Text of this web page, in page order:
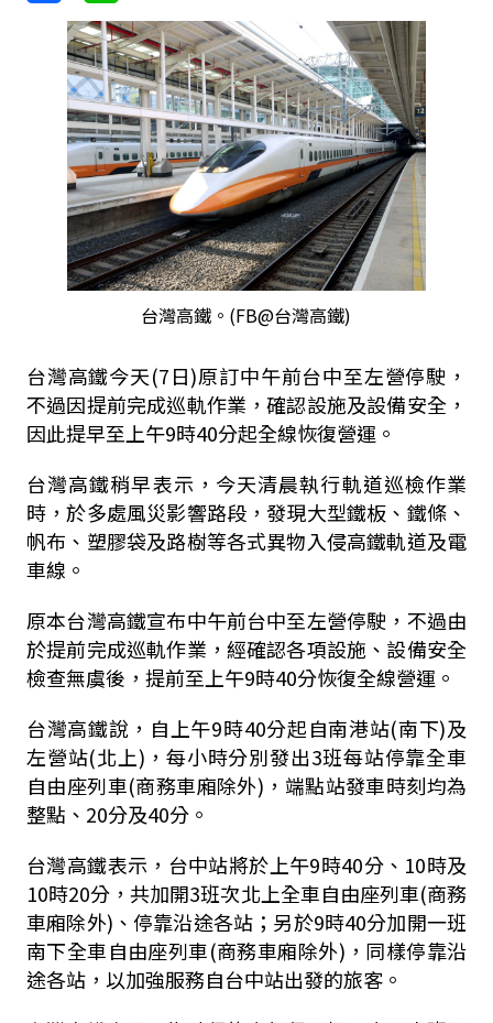
台灣高鐵。(FB@台灣高鐵)
台灣高鐵今天(7日)原訂中午前台中至左營停駛，
不過因提前完成巡軌作業，確認設施及設備安全，
因此提早至上午9時40分起全線恢復營運。
台灣高鐵稍早表示，今天清晨執行軌道巡檢作業
時，於多處風災影響路段，發現大型鐵板、鐵條、
帆布、塑膠袋及路樹等各式異物入侵高鐵軌道及電
車線。
原本台灣高鐵宣布中午前台中至左營停駛，不過由
於提前完成巡軌作業，經確認各項設施、設備安全
檢查無虞後，提前至上午9時40分恢復全線營運。
台灣高鐵說，自上午9時40分起自南港站(南下)及
左營站(北上) ，每小時分別發出3班每站停靠全車
自由座列車(商務車廂除外) ，端點站發車時刻均為
整點、 20分及40分。
台灣高鐵表示，台中站將於上午9時40分、 10時及
10時20分，共加開3班次北上全車自由座列車(商務
車廂除外) 、停靠沿途各站；另於9時40分加開一班
南下全車自由座列車(商務車廂除外) ，同樣停靠沿
途各站，以加強服務自台中站出發的旅客。